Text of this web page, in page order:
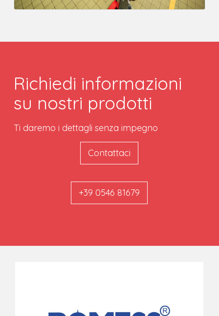
Richiedi informazioni
su nostri prodotti
Ti daremo i dettagli senza impegno
Contattaci
+39 0546 81679